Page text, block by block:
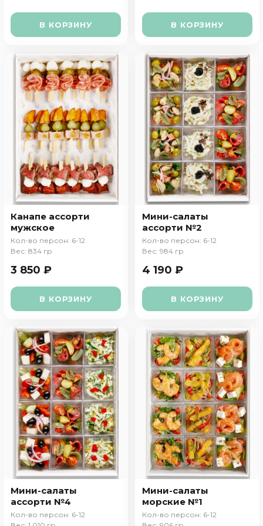
В КОРЗИНУ В КОРЗИНУ
Канапе ассорти
мужское
Кол-во персон: 6-12
Вес: 834 гр
3 850 ₽
В КОРЗИНУ
Мини-салаты
ассорти №2
Кол-во персон: 6-12
Вес: 984 гр
4 190 ₽
В КОРЗИНУ
Мини-салаты
ассорти №4
Кол-во персон: 6-12
Мини-салаты
морские №1
Кол-во персон: 6-12